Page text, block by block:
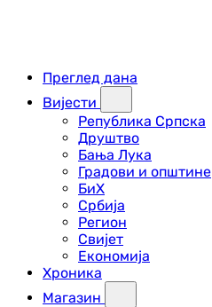
Преглед дана
Вијести
Република Српска
Друштво
Бања Лука
Градови и општине
БиХ
Србија
Регион
Свијет
Економија
Хроника
Магазин